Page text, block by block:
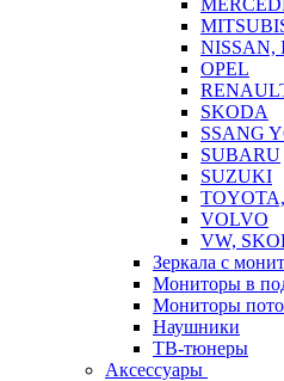
NISSAN,
OPEL
SKODA
SSANG
SUBARU
SUZUKI
VOLVO
VW,
Зеркала с
Мониторы в
Мониторы
Наушники
ТВ-тюнеры
Аксессуары